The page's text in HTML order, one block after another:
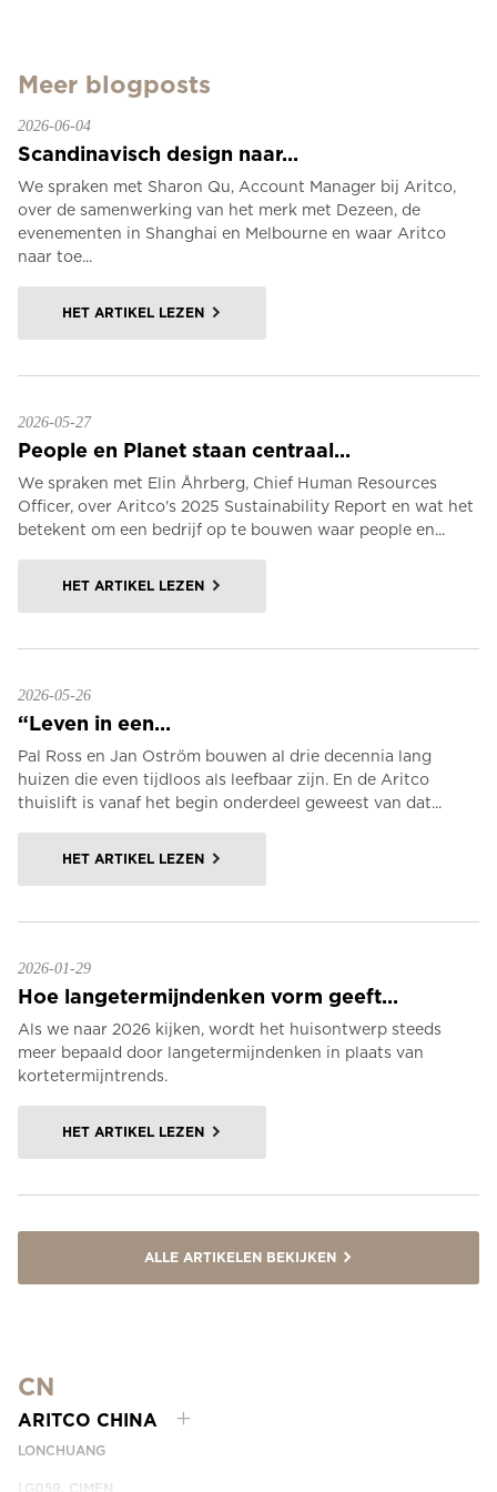
Meer blogposts
2026-06-04
Scandinavisch design naar...
We spraken met Sharon Qu, Account Manager bij Aritco,
over de samenwerking van het merk met Dezeen, de
evenementen in Shanghai en Melbourne en waar Aritco
naar toe...
HET ARTIKEL LEZEN
2026-05-27
People en Planet staan centraal...
We spraken met Elin Åhrberg, Chief Human Resources
Officer, over Aritco's 2025 Sustainability Report en wat het
betekent om een bedrijf op te bouwen waar people en...
HET ARTIKEL LEZEN
2026-05-26
“Leven in een...
Pal Ross en Jan Oström bouwen al drie decennia lang
huizen die even tijdloos als leefbaar zijn. En de Aritco
thuislift is vanaf het begin onderdeel geweest van dat...
HET ARTIKEL LEZEN
2026-01-29
Hoe langetermijndenken vorm geeft...
Als we naar 2026 kijken, wordt het huisontwerp steeds
meer bepaald door langetermijndenken in plaats van
kortetermijntrends.
HET ARTIKEL LEZEN
ALLE ARTIKELEN BEKIJKEN
CN
ARITCO CHINA
LONCHUANG
LG059, CIMEN